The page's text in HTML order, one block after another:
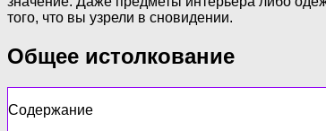
того, что вы узрели в сновидении.
Общее истолкование
Содержание